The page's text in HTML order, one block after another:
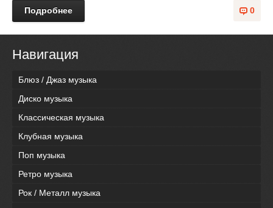
0
Подробнее
Навигация
Блюз / Джаз музыка
Диско музыка
Классическая музыка
Клубная музыка
Поп музыка
Ретро музыка
Рок / Металл музыка